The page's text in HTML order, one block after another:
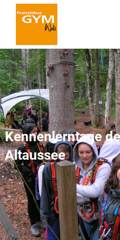
Kennenlerntage
Altaussee